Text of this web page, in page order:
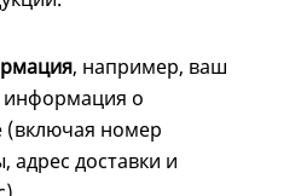
, например, ваш
информация о
(включая номер
адрес доставки и